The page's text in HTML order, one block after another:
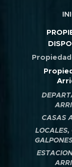
CASAS
LOCALES,